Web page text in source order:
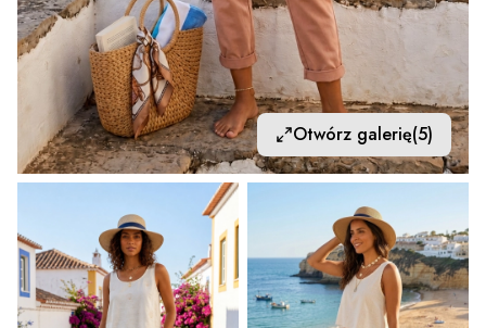
Otwórz galerię(5)